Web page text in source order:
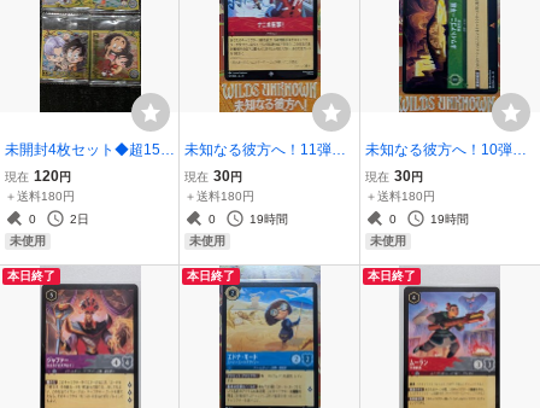
未開封4枚セット◆超15-1
0ウーブ11ブルマ＆ベジー
タ12トランクス＆孫悟天1
3サタン＆パン◆ドラゴン
ボールシールウエハース
現在 120円
＋送料180円
0
2日
未使用
未知なる彼方へ！11弾◆
ナニの反撃！アクション1
27/204 JA11◆スーパーレ
アSRディズニーディズニ
ーロルカナトレーディン
現在 30円
＋送料180円
0
19時間
未使用
未知なる彼方へ！10弾◆
ホワイトアゴニー平原10
2/204 JA 10黄金の沼ロケ
ーション◆Disneyディズ
ニーロルカナLorcanaレア
現在 30円
＋送料180円
0
19時間
未使用
本日終了 本日終了 本日終了